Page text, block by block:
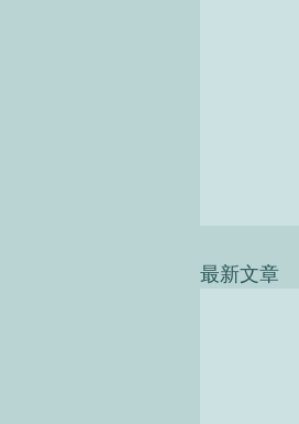
最新文章